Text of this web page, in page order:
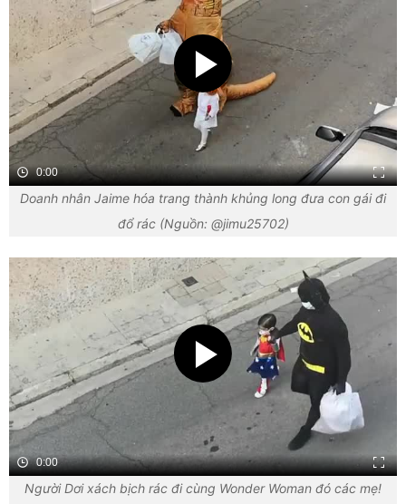
0:00
Doanh nhân Jaime hóa trang thành khủng long đưa con gái đi
đổ rác (Nguồn: @jimu25702)
0:00
Người Dơi xách bịch rác đi cùng Wonder Woman đó các mẹ!